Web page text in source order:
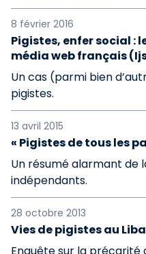
8 février 2016
Pigistes, enfer social :
média web français
Un cas (parmi bien
pigistes.
13 avril 2015
« Pigistes de tous les
Un résumé alarmant de
indépendants.
28 octobre 2013
Vies de pigistes au